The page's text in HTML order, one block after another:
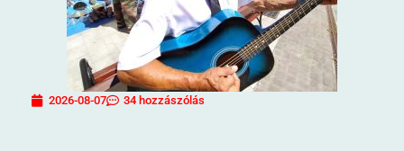
2026-08-07 34 hozzászólás